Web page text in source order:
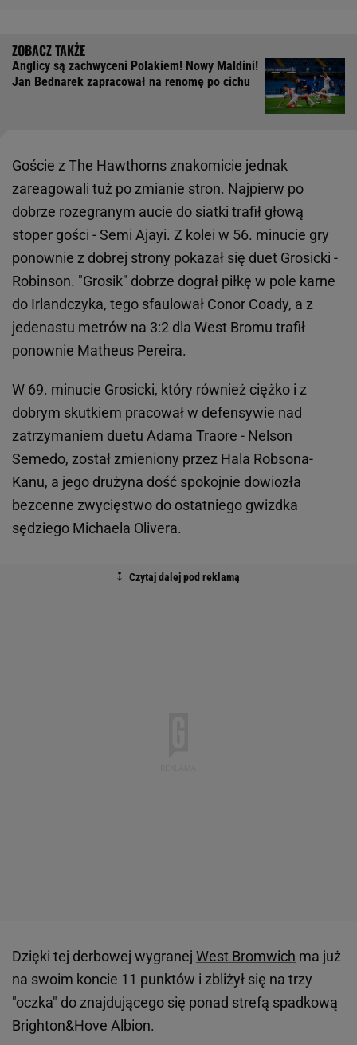
Anglicy są zachwyceni Polakiem! Nowy Maldini!
Jan Bednarek zapracował na renomę po cichu
Goście z The Hawthorns znakomicie jednak
zareagowali tuż po zmianie stron. Najpierw po
dobrze rozegranym aucie do siatki trafił głową
stoper gości - Semi Ajayi. Z kolei w 56. minucie gry
ponownie z dobrej strony pokazał się duet Grosicki -
Robinson. "Grosik" dobrze dograł piłkę w pole karne
do Irlandczyka, tego sfaulował Conor Coady, a z
jedenastu metrów na 3:2 dla West Bromu trafił
ponownie Matheus Pereira.
W 69. minucie Grosicki, który również ciężko i z
dobrym skutkiem pracował w defensywie nad
zatrzymaniem duetu Adama Traore - Nelson
Semedo, został zmieniony przez Hala Robsona-
Kanu, a jego drużyna dość spokojnie dowiozła
bezcenne zwycięstwo do ostatniego gwizdka
sędziego Michaela Olivera.
Dzięki tej derbowej wygranej West Bromwich ma już
na swoim koncie 11 punktów i zbliżył się na trzy
"oczka" do znajdującego się ponad strefą spadkową
Brighton&Hove Albion.